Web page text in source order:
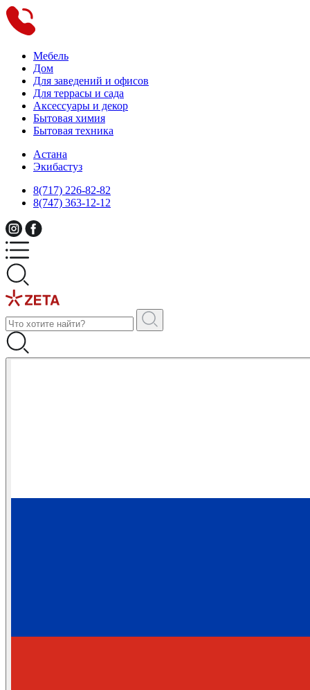
Мебель
Дом
Для заведений и офисов
Для террасы и сада
Аксессуары и декор
Бытовая химия
Бытовая техника
Астана
Экибастуз
8(717) 226-82-82
8(747) 363-12-12